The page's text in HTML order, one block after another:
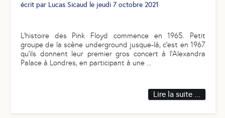
écrit par Lucas Sicaud le jeudi 7 octobre 2021
L’histoire des Pink Floyd commence en 1965. Petit
groupe de la scène underground jusque-là, c’est en 1967
qu’ils donnent leur premier gros concert à l’Alexandra
Palace à Londres, en participant à une
Lire la suite ...